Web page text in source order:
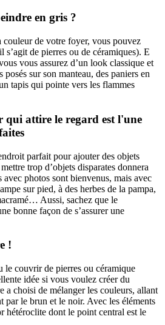
en gris ?
couleur de votre foyer, vous pouvez
s’agit de pierres ou de céramiques). E
vous assurez d’un look classique et
sur son manteau, des paniers en
tapis qui pointe vers les flammes
qui attire le regard est l'une
parfait pour ajouter des objets
trop d’objets disparates donnera
photos sont bienvenus, mais avec
sur pied, à des herbes de la pampa,
Aussi, sachez que le
bonne façon de s’assurer une
!
le couvrir de pierres ou céramique
idée si vous voulez créer du
a choisi de mélanger les couleurs, allant
par le brun et le noir. Avec les éléments
hétéroclite dont le point central est le